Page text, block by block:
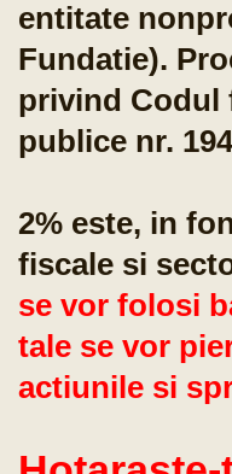
entitate
Fundatie).
privind Codul
publice nr.
2% este, in
fiscale si
se vor folosi
tale se vor
actiunile si